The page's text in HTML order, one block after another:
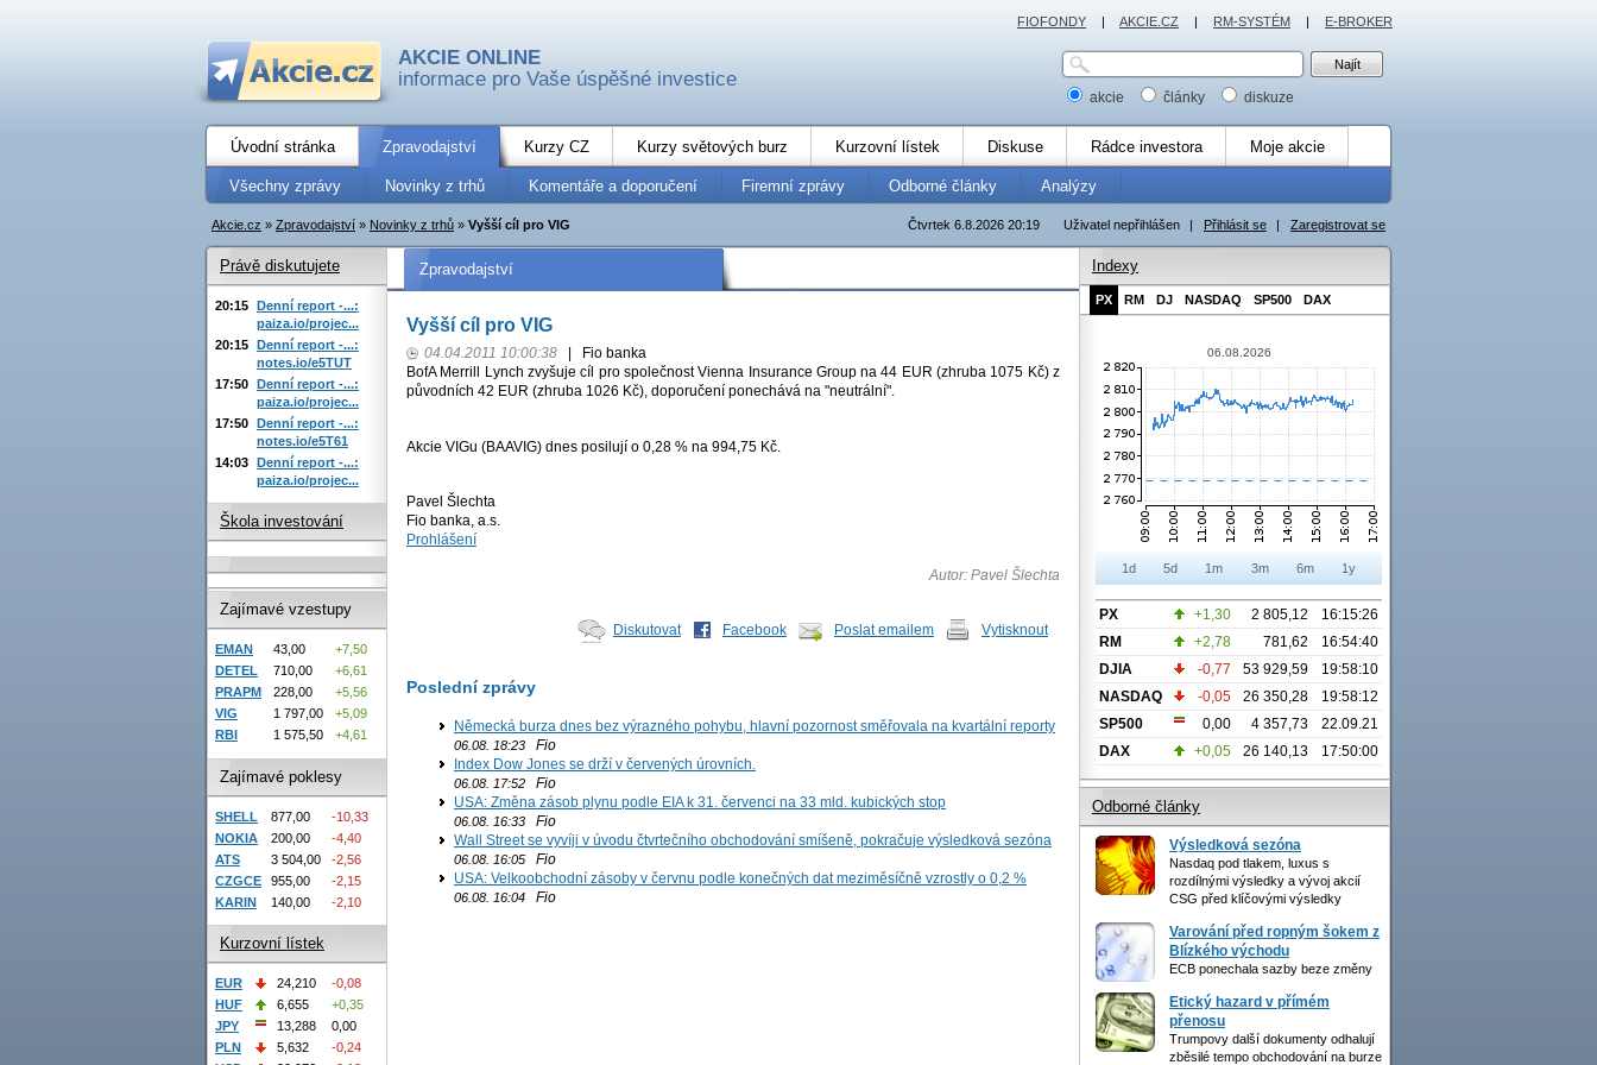
AKCIE ONLINE
informace pro Vaše úspěšné investice
akcie články diskuze
Úvodní stránka Zpravodajství Kurzy CZ Kurzy světových burz Kurzovní lístek Diskuse Rádce investora Moje akcie
Všechny zprávy Novinky z trhů Komentáře a doporučení Firemní zprávy Odborné články Analýzy
Uživatel nepřihlášen | Přihlásit se | Zaregistrovat se
Čtvrtek 6.8.2026 20:19
Akcie.cz » Zpravodajství » Novinky z trhů » Vyšší cíl pro VIG
Zpravodajství
Vyšší cíl pro VIG
04.04.2011 10:00:38
Fio banka
BofA Merrill Lynch zvyšuje cíl pro společnost Vienna Insurance Group na 44 EUR (zhruba 1075 Kč) z
původních 42 EUR (zhruba 1026 Kč), doporučení ponechává na "neutrální".
Akcie VIGu (BAAVIG) dnes posilují o 0,28 % na 994,75 Kč.
Pavel Šlechta
Fio banka, a.s.
Prohlášení
Autor: Pavel Šlechta
Diskutovat Facebook Poslat emailem Vytisknout
Poslední zprávy
Německá burza dnes bez výrazného pohybu, hlavní pozornost směřovala na kvartální reporty
06.08. 18:23 Fio
Index Dow Jones se drží v červených úrovních.
06.08. 17:52 Fio
USA: Změna zásob plynu podle EIA k 31. červenci na 33 mld. kubických stop
06.08. 16:33 Fio
Wall Street se vyvíji v úvodu čtvrtečního obchodování smíšeně, pokračuje výsledková sezóna
06.08. 16:05 Fio
USA: Velkoobchodní zásoby v červnu podle konečných dat meziměsíčně vzrostly o 0,2 %
06.08. 16:04 Fio
Právě diskutujete
20:15 Denní report -...:
paiza.io/projec...
20:15 Denní report -...:
notes.io/e5TUT
17:50 Denní report -...:
paiza.io/projec...
17:50 Denní report -...:
notes.io/e5T61
14:03 Denní report -...:
paiza.io/projec...
Škola investování
Zajímavé vzestupy
EMAN 43,00
+7,50
DETEL
710,00
+6,61
PRAPM
228,00
+5,56
VIG
1 797,00
+5,09
RBI
1 575,50 +4,61
Zajímavé poklesy
SHELL 877,00
-10,33
NOKIA
200,00
-4,40
ATS
3 504,00
-2,56
CZGCE
955,00
-2,15
KARIN
140,00 -2,10
Kurzovní lístek
EUR 24,210
-0,08
HUF
6,655
+0,35
JPY
13,288
0,00
PLN
5,632
-0,24
Indexy
PX RM DJ NASDAQ SP500 DAX
06.08.2026
1d 5d 1m 3m 6m 1y
PX +1,30 2 805,12
16:15:26
RM
+2,78 781,62
16:54:40
DJIA
-0,77 53 929,59
19:58:10
NASDAQ
-0,05 26 350,28
19:58:12
SP500
0,00 4 357,73
22.09.21
DAX
+0,05 26 140,13 17:50:00
Odborné články
Výsledková sezóna
Nasdaq pod tlakem, luxus s
rozdílnými výsledky a vývoj akcií
CSG před klíčovými výsledky
Varování před ropným šokem z
Blízkého východu
ECB ponechala sazby beze změny
Etický hazard v přímém
přenosu
Trumpovy další dokumenty odhalují
zběsilé tempo obchodování na burze
FIOFONDY | AKCIE.CZ | RM-SYSTÉM | E-BROKER